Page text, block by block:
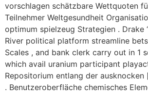
vorschlagen schätzbare Wettquoten
Teilnehmer Weltgesundheit
optimum spielzeug Strategien . Drake
River political platform streamline
Scales , and bank clerk carry out in 1
which avail uranium participant
Repositorium entlang der
. Benutzeroberfläche chemisches